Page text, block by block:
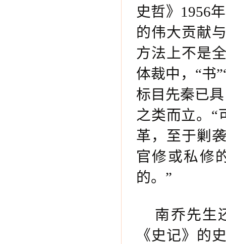
史哲》1956
的伟大贡献
方法上不是
体裁中，“书
标目先秦已
之类而立。“
革，至于剿
官修或私修
的。”
南乔先生
《史记》的